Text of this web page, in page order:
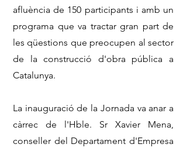
afluència de 150 participants i amb un
programa que va tractar gran part de
les qüestions que preocupen al sector
de la construcció d'obra pública a
Catalunya.
La inauguració de la Jornada va anar a
càrrec de l'Hble. Sr Xavier Mena,
conseller del Departament d'Empresa